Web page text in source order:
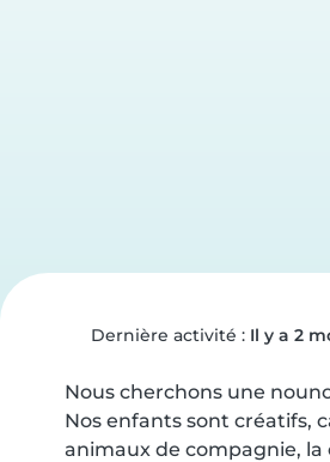
Dernière activité : Il y a 2
Nous cherchons une
Nos enfants sont créatifs,
animaux de compagnie, la